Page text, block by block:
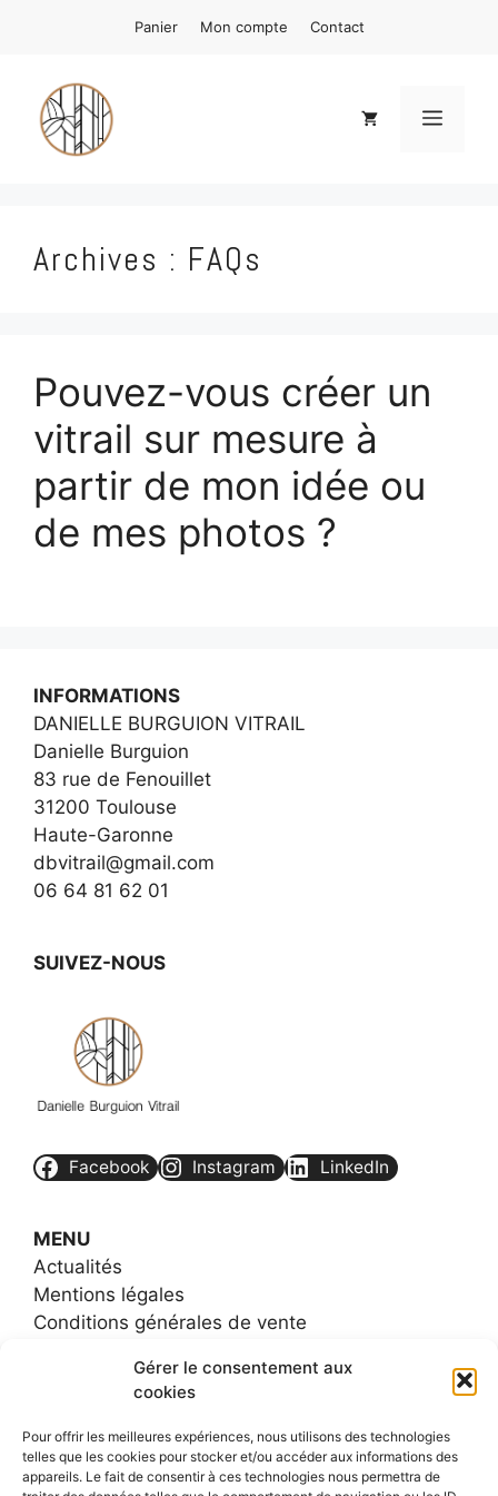
Gérer le consentement aux
cookies
Pour offrir les meilleures expériences, nous utilisons des technologies
telles que les cookies pour stocker et/ou accéder aux informations des
appareils. Le fait de consentir à ces technologies nous permettra de
Panier Mon compte Contact
Menu
Archives : FAQs
Pouvez-vous créer un
vitrail sur mesure à
partir de mon idée ou
de mes photos ?
INFORMATIONS
DANIELLE BURGUION VITRAIL
Danielle Burguion
83 rue de Fenouillet
31200 Toulouse
Haute-Garonne
dbvitrail@gmail.com
06 64 81 62 01
SUIVEZ-NOUS
Facebook Instagram LinkedIn
MENU
Actualités
Mentions légales
Conditions générales de vente
Plan de site